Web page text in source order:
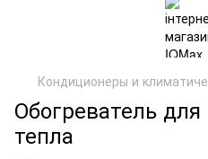
Кондиционеры и
Обогреватель
тепла